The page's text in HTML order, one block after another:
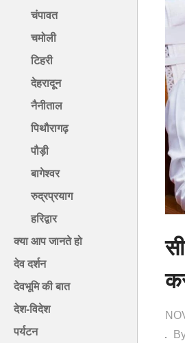
चंपावत
चमोली
टिहरी
देहरादून
नैनीताल
पिथौरागढ़
पौड़ी
बागेश्वर
रुद्रप्रयाग
हरिद्वार
क्या आप जानते हो
देव दर्शन
देवभूमि की बात
देश-विदेश
पर्यटन